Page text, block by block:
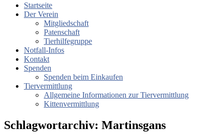
Startseite
Der Verein
Mitgliedschaft
Patenschaft
Tierhilfegruppe
Notfall-Infos
Kontakt
Spenden
Spenden beim Einkaufen
Tiervermittlung
Allgemeine Informationen zur Tiervermittlung
Kittenvermittlung
Schlagwortarchiv: Martinsgans